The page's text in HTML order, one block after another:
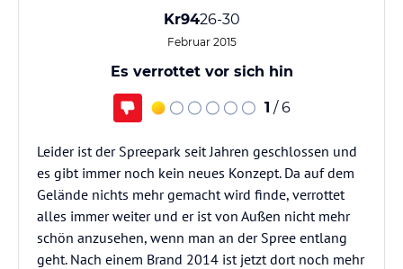
Kr9426-30
Februar 2015
Es verrottet vor sich hin
1 / 6
Leider ist der Spreepark seit Jahren geschlossen und
es gibt immer noch kein neues Konzept. Da auf dem
Gelände nichts mehr gemacht wird finde, verrottet
alles immer weiter und er ist von Außen nicht mehr
schön anzusehen, wenn man an der Spree entlang
geht. Nach einem Brand 2014 ist jetzt dort noch mehr